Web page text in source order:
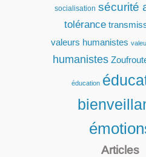
socialisation sécurité
tolérance
valeurs humanistes
humanistes
éducation
Articles